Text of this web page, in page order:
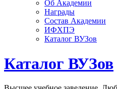
Об Академии
Награды
Состав Академии
ИФХПЭ
Каталог ВУЗов
Каталог ВУЗов